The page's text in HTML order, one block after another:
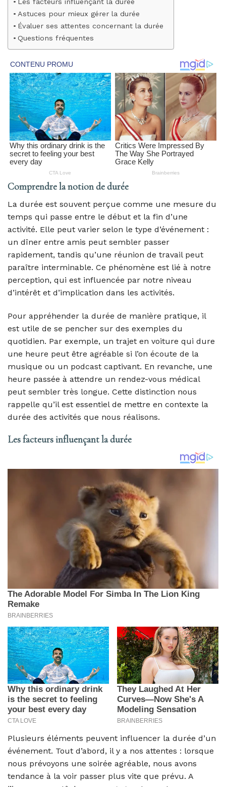
Les facteurs influençant la durée
Astuces pour mieux gérer la durée
Évaluer ses attentes concernant la durée
Questions fréquentes
Comprendre la notion de durée
La durée est souvent perçue comme une mesure du
temps qui passe entre le début et la fin d’une
activité. Elle peut varier selon le type d’événement :
un dîner entre amis peut sembler passer
rapidement, tandis qu’une réunion de travail peut
paraître interminable. Ce phénomène est lié à notre
perception, qui est influencée par notre niveau
d’intérêt et d’implication dans les activités.
Pour appréhender la durée de manière pratique, il
est utile de se pencher sur des exemples du
quotidien. Par exemple, un trajet en voiture qui dure
une heure peut être agréable si l’on écoute de la
musique ou un podcast captivant. En revanche, une
heure passée à attendre un rendez-vous médical
peut sembler très longue. Cette distinction nous
rappelle qu’il est essentiel de mettre en contexte la
durée des activités que nous réalisons.
Les facteurs influençant la durée
Plusieurs éléments peuvent influencer la durée d’un
événement. Tout d’abord, il y a nos attentes : lorsque
nous prévoyons une soirée agréable, nous avons
tendance à la voir passer plus vite que prévu. A